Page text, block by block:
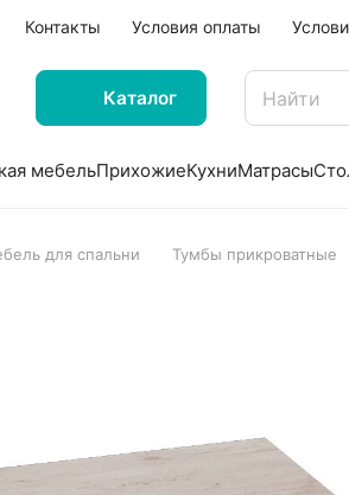
Контакты Условия оплаты
Каталог
мебельПрихожиеКухниМатрасы
для спальни Тумбы прикроватные